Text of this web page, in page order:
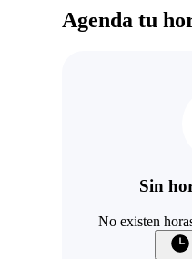
Agenda tu
Sin
No existen